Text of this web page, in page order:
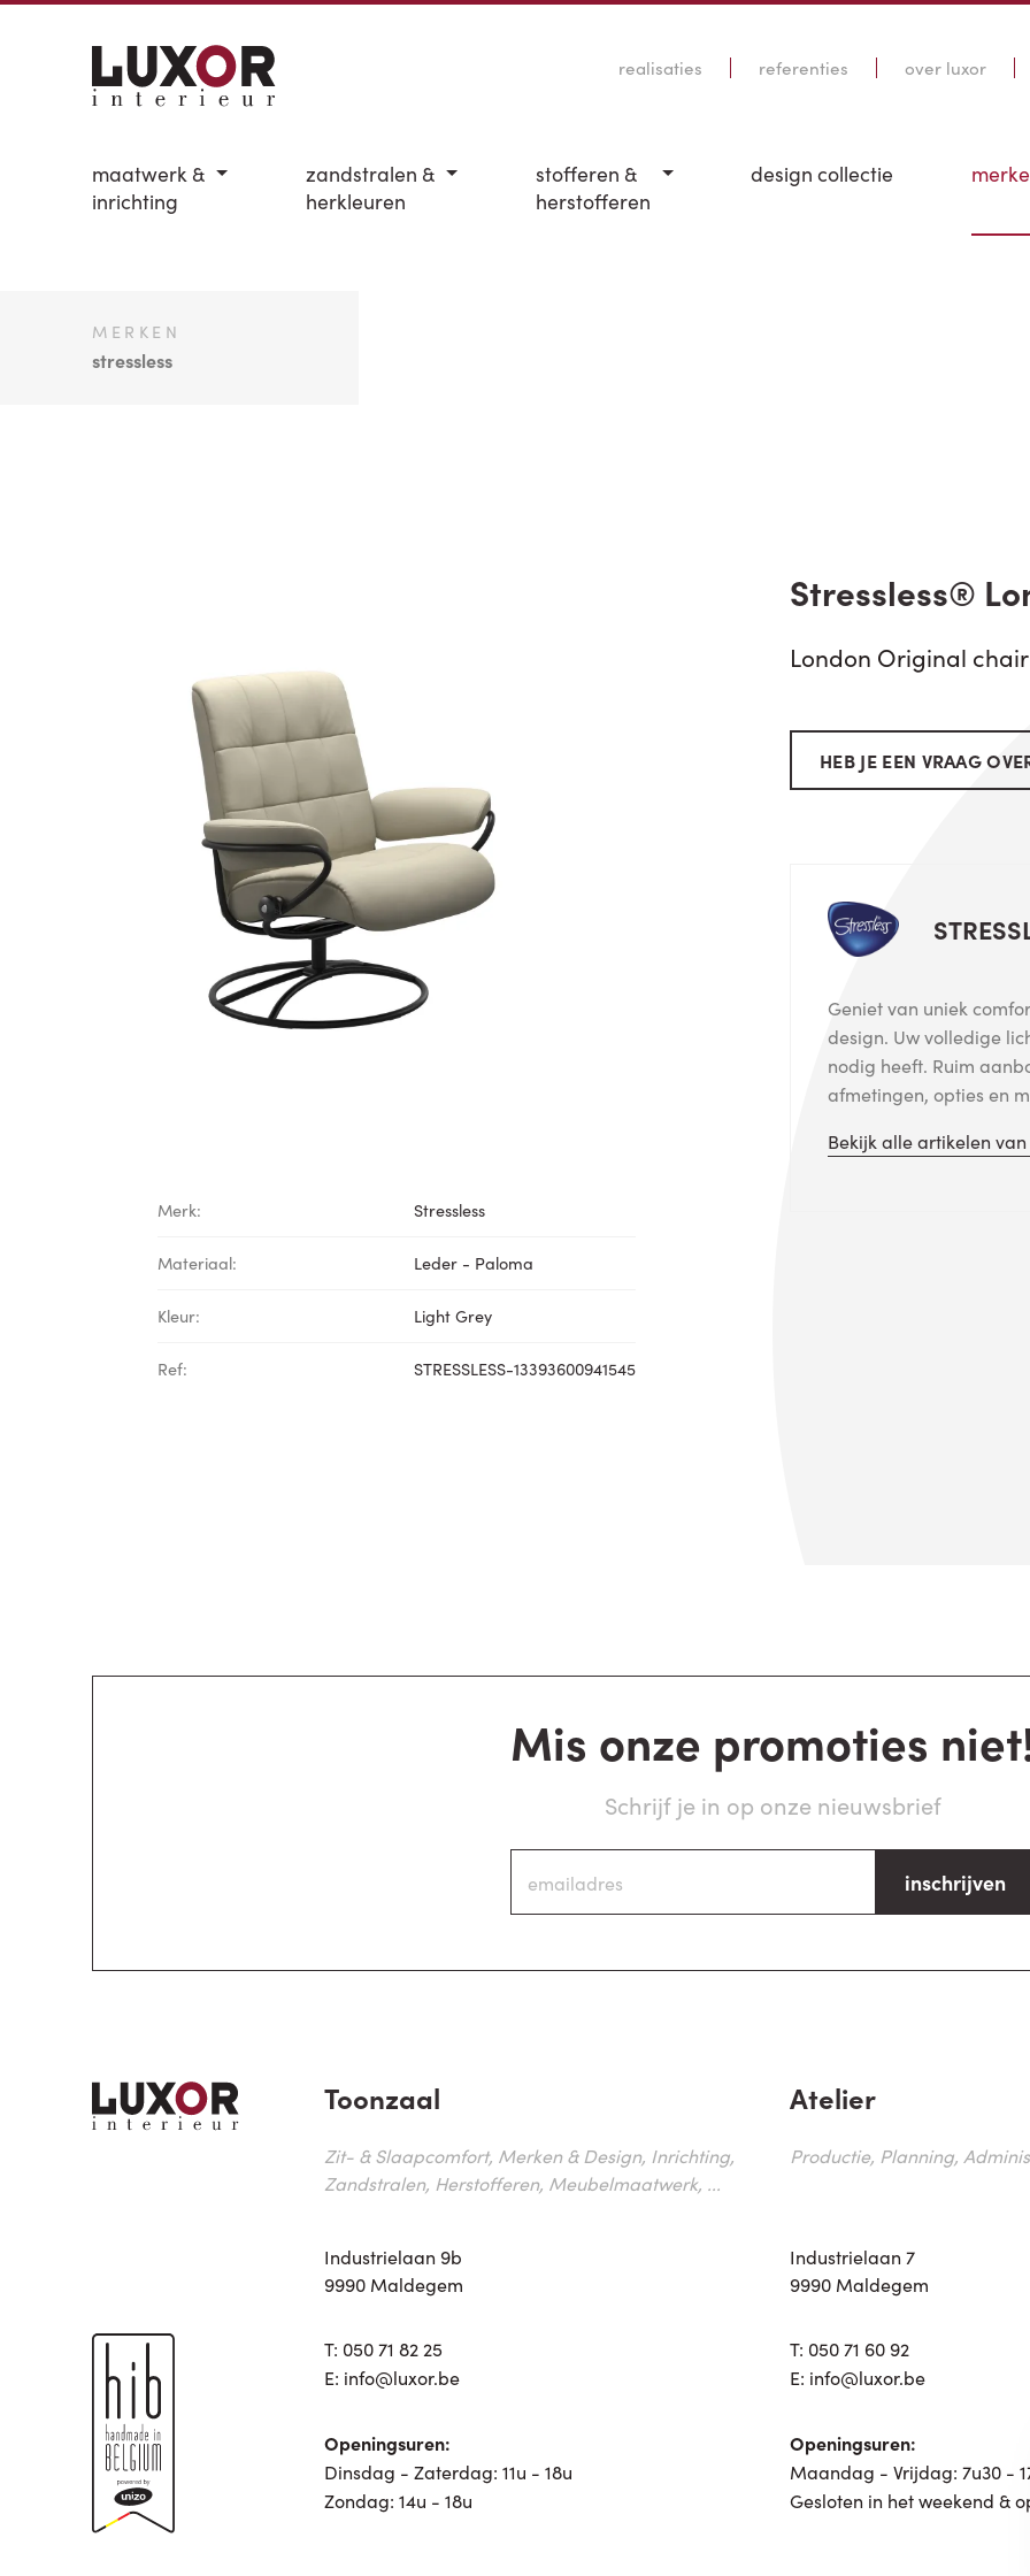
realisaties referenties over luxor
maatwerk &
inrichting
zandstralen &
herkleuren
stofferen &
herstofferen
design collectie
MERKEN
stressless
Merk: Stressless
Materiaal: Leder - Paloma
Kleur: Light Grey
Ref: STRESSLESS-13393600941545
Stressless®
London Original
HEB JE EEN VRAAG
Geniet van uniek
design. Uw volledige
nodig heeft. Ruim
afmetingen, opties en
Bekijk alle artikelen van
Mis onze promoties
Schrijf je in op onze nieuwsbrief
inschrijven
Toonzaal
Zit- & Slaapcomfort, Merken & Design, Inrichting,
Zandstralen, Herstofferen, Meubelmaatwerk, ...
Industrielaan 9b
9990 Maldegem
T: 050 71 82 25
E: info@luxor.be
Openingsuren:
Dinsdag - Zaterdag: 11u - 18u
Zondag: 14u - 18u
Atelier
Productie, Planning,
Industrielaan 7
9990 Maldegem
T: 050 71 60 92
E: info@luxor.be
Openingsuren:
Maandag - Vrijdag: 7u30 -
Gesloten in het weekend &